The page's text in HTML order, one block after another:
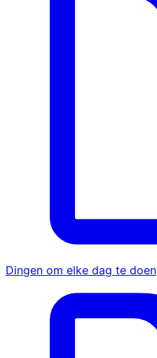
Dingen om elke dag te doen